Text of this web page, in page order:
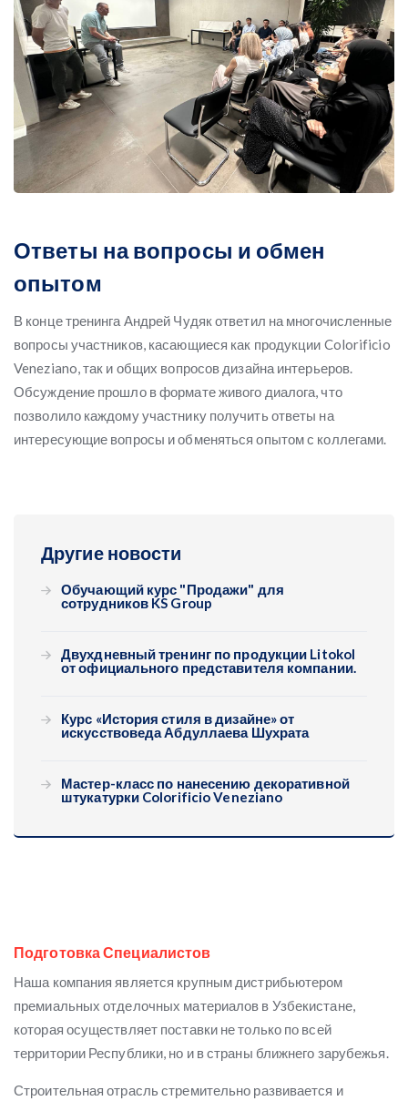
Ответы на вопросы и обмен
опытом
В конце тренинга Андрей Чудяк ответил на многочисленные
вопросы участников, касающиеся как продукции Colorificio
Veneziano, так и общих вопросов дизайна интерьеров.
Обсуждение прошло в формате живого диалога, что
позволило каждому участнику получить ответы на
интересующие вопросы и обменяться опытом с коллегами.
Другие новости
Обучающий курс "Продажи" для
сотрудников KS Group
Двухдневный тренинг по продукции Litokol
от официального представителя компании.
Курс «История стиля в дизайне» от
искусствоведа Абдуллаева Шухрата
Мастер-класс по нанесению декоративной
штукатурки Colorificio Veneziano
Подготовка Специалистов
Наша компания является крупным дистрибьютером
премиальных отделочных материалов в Узбекистане,
которая осуществляет поставки не только по всей
территории Республики, но и в страны ближнего зарубежья.
Строительная отрасль стремительно развивается и